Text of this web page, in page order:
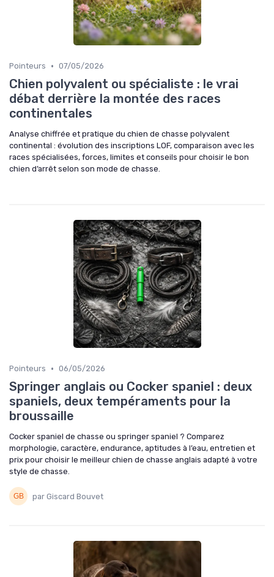
Pointeurs • 07/05/2026
Chien polyvalent ou spécialiste : le vrai
débat derrière la montée des races
continentales
Analyse chiffrée et pratique du chien de chasse polyvalent
continental : évolution des inscriptions LOF, comparaison avec les
races spécialisées, forces, limites et conseils pour choisir le bon
chien d’arrêt selon son mode de chasse.
Pointeurs • 06/05/2026
Springer anglais ou Cocker spaniel : deux
spaniels, deux tempéraments pour la
broussaille
Cocker spaniel de chasse ou springer spaniel ? Comparez
morphologie, caractère, endurance, aptitudes à l’eau, entretien et
prix pour choisir le meilleur chien de chasse anglais adapté à votre
style de chasse.
par Giscard Bouvet